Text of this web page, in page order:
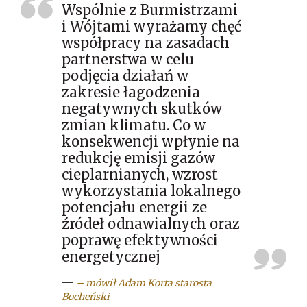
Wspólnie z Burmistrzami
i Wójtami wyrażamy chęć
współpracy na zasadach
partnerstwa w celu
podjęcia działań w
zakresie łagodzenia
negatywnych skutków
zmian klimatu. Co w
konsekwencji wpłynie na
redukcję emisji gazów
cieplarnianych, wzrost
wykorzystania lokalnego
potencjału energii ze
źródeł odnawialnych oraz
poprawę efektywności
energetycznej
— – mówił Adam Korta starosta
Bocheński